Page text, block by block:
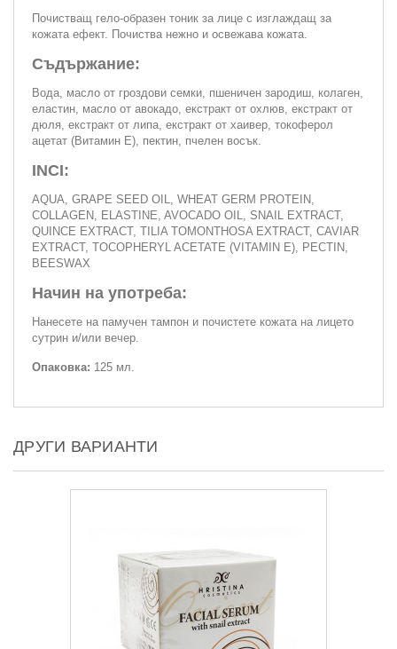
Почистващ гело-образен тоник за лице с изглаждащ за
кожата ефект. Почиства нежно и освежава кожата.
Съдържание:
Вода, масло от гроздови семки, пшеничен зародиш, колаген,
еластин, масло от авокадо, екстракт от охлюв, екстракт от
дюля, екстракт от липа, екстракт от хаивер, токоферол
ацетат (Витамин Е), пектин, пчелен восък.
INCI:
AQUA, GRAPE SEED OIL, WHEAT GERM PROTEIN,
COLLAGEN, ELASTINE, AVOCADO OIL, SNAIL EXTRACT,
QUINCE EXTRACT, TILIA TOMONTHOSA EXTRACT, CAVIAR
EXTRACT, TOCOPHERYL ACETATE (VITAMIN E), PECTIN,
BEESWAX
Начин на употреба:
Нанесете на памучен тампон и почистете кожата на лицето
сутрин и/или вечер.
Опаковка: 125 мл.
ДРУГИ ВАРИАНТИ